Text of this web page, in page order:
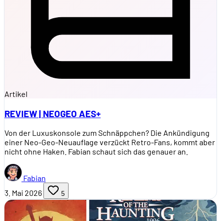
Artikel
REVIEW | NEOGEO AES+
Von der Luxuskonsole zum Schnäppchen? Die Ankündigung
einer Neo-Geo-Neuauflage verzückt Retro-Fans, kommt aber
nicht ohne Haken. Fabian schaut sich das genauer an.
Fabian
3. Mai 2026
5